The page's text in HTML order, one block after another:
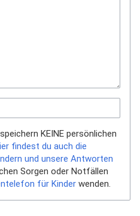
KEINE persönlichen
findest du auch die
und unsere Antworten
Sorgen oder Notfällen
für Kinder wenden.